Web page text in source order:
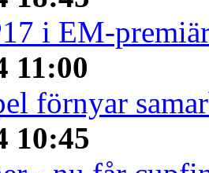
i EM-
11:00
förnyar
10:45